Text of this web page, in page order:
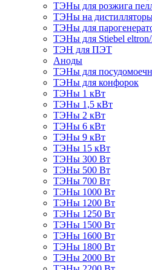
ТЭНы для розжига
ТЭНы на
ТЭНы для
ТЭНы для Stiebel
ТЭН для ПЭТ
Аноды
ТЭНы для
ТЭНы для конфорок
ТЭНы 1 кВт
ТЭНы 1,5 кВт
ТЭНы 2 кВт
ТЭНы 6 кВт
ТЭНы 9 кВт
ТЭНы 15 кВт
ТЭНы 300 Вт
ТЭНы 500 Вт
ТЭНы 700 Вт
ТЭНы 1000 Вт
ТЭНы 1200 Вт
ТЭНы 1250 Вт
ТЭНы 1500 Вт
ТЭНы 1600 Вт
ТЭНы 1800 Вт
ТЭНы 2000 Вт